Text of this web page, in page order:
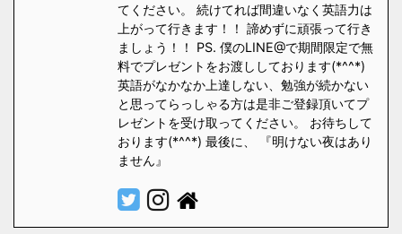
てください。 続けてれば間違いなく英語力は
上がって行きます！！ 諦めずに頑張って行き
ましょう！！ PS. 僕のLINE@で期間限定で無
料でプレゼントをお渡ししております(*^^*)
英語がなかなか上達しない、勉強が続かない
と思ってらっしゃる方は是非ご登録頂いてプ
レゼントを受け取ってください。 お待ちして
おります(*^^*) 最後に、 『明けない夜はあり
ません』